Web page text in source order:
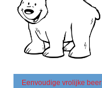
Eenvoudige vrolijke beer